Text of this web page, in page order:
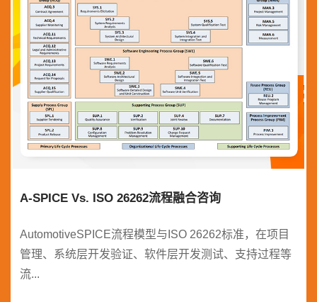
A-SPICE Vs. ISO 26262流程融合咨询
AutomotiveSPICE流程模型与ISO 26262标准，在项目
管理、系统层开发验证、软件层开发测试、支持过程等
流...